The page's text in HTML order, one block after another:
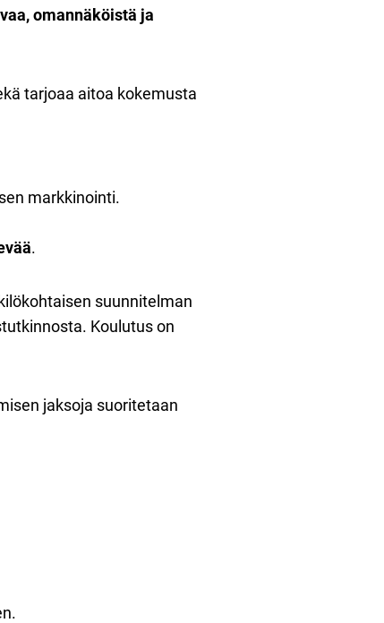
omannäköistä ja
tarjoaa aitoa kokemusta
markkinointi.
.
suunnitelman
Koulutus on
jaksoja suoritetaan